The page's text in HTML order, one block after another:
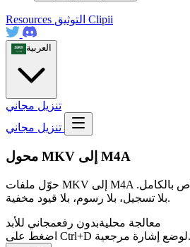
Resources Clipii
العربية
تنزيل مجاني
محول MKV إلى M4A
حوّل ملفات MKV إلى M4A خلال ثوانٍ. سريع وآمن وخاص بالكامل.
بلا تسجيل، بلا رسوم، بلا قيود مخفية.
معالجة محليةبدون رفعمجاني للأبد
اضغط على Ctrl+D لوضع إشارة مرجعية.